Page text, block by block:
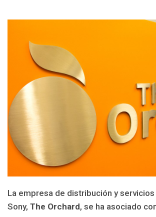
La empresa de distribución y
Sony, The Orchard, se ha asociado